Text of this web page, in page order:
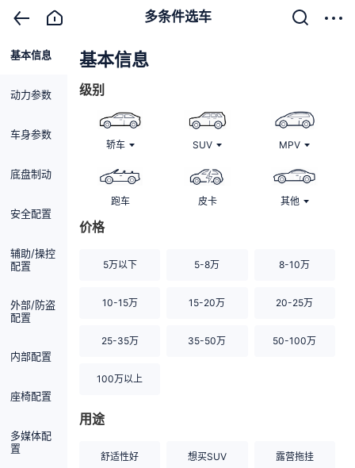
多条件选车
基本信息
动力参数
车身参数
底盘制动
安全配置
辅助/操控
配置
外部/防盗
配置
内部配置
座椅配置
多媒体配
置
基本信息
级别
轿车 SUV MPV
跑车 皮卡 其他
价格
5万以下 5-8万 8-10万
10-15万 15-20万 20-25万
25-35万 35-50万 50-100万
100万以上
用途
舒适性好 想买SUV 露营拖挂